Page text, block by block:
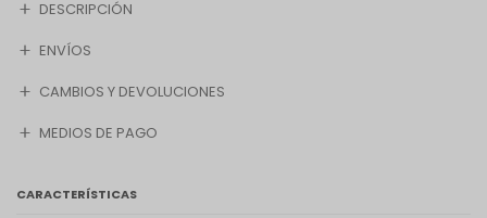
DESCRIPCIÓN
ENVÍOS
CAMBIOS Y DEVOLUCIONES
MEDIOS DE PAGO
CARACTERÍSTICAS